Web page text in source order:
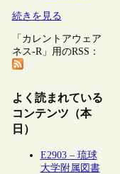
続きを見る
「カレントアウェア
ネス-R」用のRSS：
よく読まれている
コンテンツ（本
日）
E2903 – 琉球
大学附属図書